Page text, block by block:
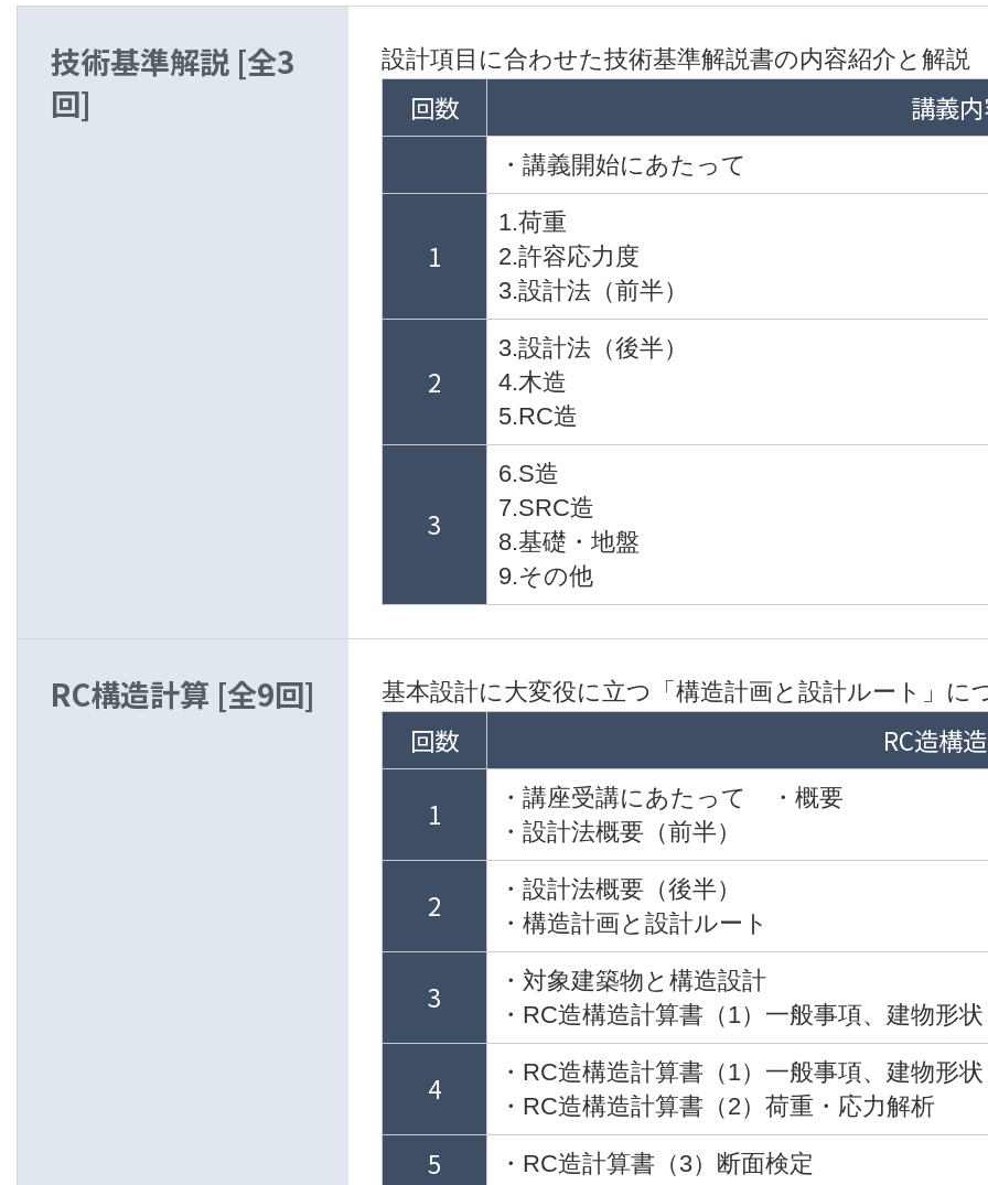
技術基準解説 [全3
回]
設計項目に合わせた技術基準解説書の内容紹介と解説
回数 講義
・講義開始にあたって
1
1.荷重
2.許容応力度
3.設計法（前半）
2
3.設計法（後半）
4.木造
5.RC造
3
6.S造
7.SRC造
8.基礎・地盤
9.その他
RC構造計算 [全9回] 基本設計に大変役に立つ「構造計画と設計ルート」に
回数 RC造構
1
・講座受講にあたって ・概要
・設計法概要（前半）
2
・設計法概要（後半）
・構造計画と設計ルート
3
・対象建築物と構造設計
・RC造構造計算書（1）一般事項、建物形
4
・RC造構造計算書（1）一般事項、建物形
・RC造構造計算書（2）荷重・応力解析
5 ・RC造計算書（3）断面検定